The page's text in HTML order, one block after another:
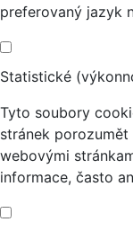
preferovaný jazyk
Statistické
Tyto soubory
stránek
webovými
informace, často